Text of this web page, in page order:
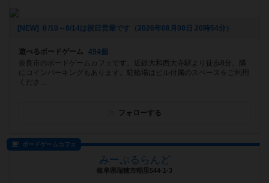
[NEW] ８/10～8/14は祝日営業です（2026年08月08日 20時54分）
遊べるボードゲーム
494個
奈良市のボードゲームカフェです。近鉄大和西大寺駅より徒歩8分。隣
にコインパーキングもあります。駐輪場はビル付属のスペースをご利用
くださ...
フォローする
ボードゲームカフェ
みーぷるらんど
岐阜県瑞穂市稲里544-1-3